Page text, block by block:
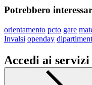
Potrebbero
orientamento pcto gare
Invalsi openday
Accedi ai servizi